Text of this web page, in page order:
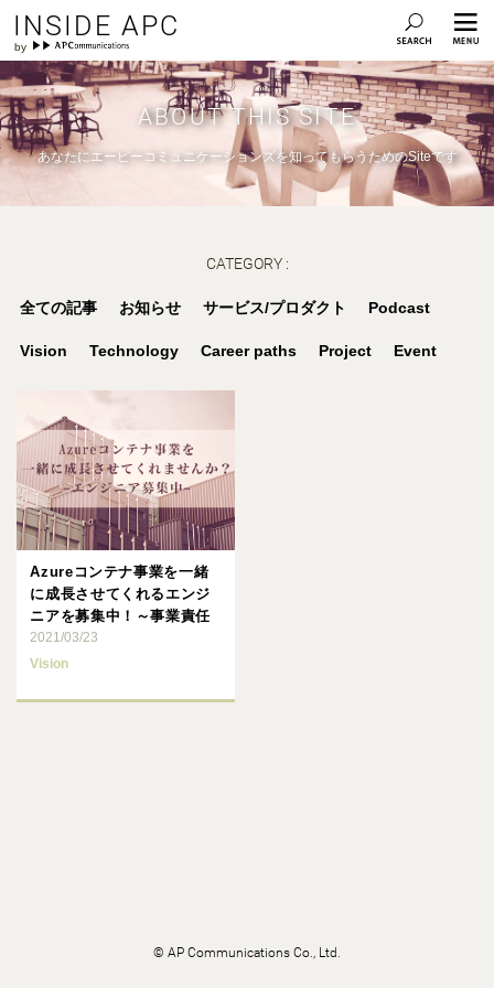
INSIDE APC
ABOUT THIS SITE
あなたにエーピーコミュニケーションズを知ってもらうためのSiteです
CATEGORY :
全ての記事 お知らせ サービス/プロダクト Podcast
Vision Technology Career paths Project Event
Azureコンテナ事業を一緒
に成長させてくれるエンジ
ニアを募集中！～事業責任
者の熱い思い～
2021/03/23
Vision
© AP Communications Co., Ltd.